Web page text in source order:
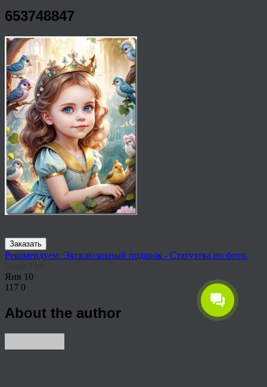
653748847
Заказать
Рекомендуем: Эксклюзивный подарок - Статуэтка по фото.
Янв 10
117 0
About the author